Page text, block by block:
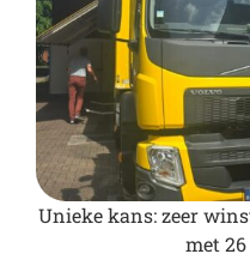
Unieke kans: zeer
met